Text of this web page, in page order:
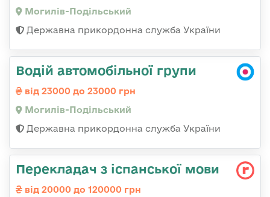
Могилів-Подільський
Державна прикордонна служба України
Водій автомобільної групи
від 23000 до 23000 грн
Могилів-Подільський
Державна прикордонна служба України
Перекладач з іспанської мови
від 20000 до 120000 грн